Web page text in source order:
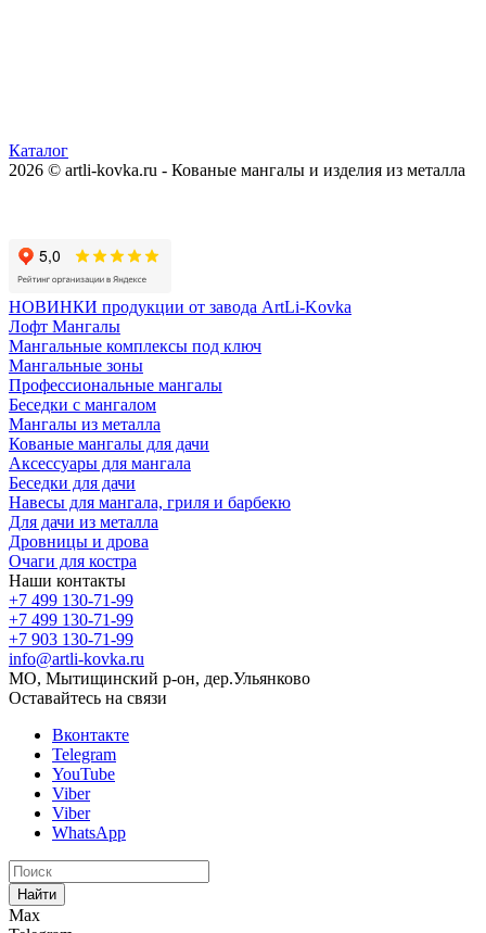
Каталог
2026 © artli-kovka.ru - Кованые мангалы и изделия из металла
НОВИНКИ продукции от завода ArtLi-Kovka
Лофт Мангалы
Мангальные комплексы под ключ
Мангальные зоны
Профессиональные мангалы
Беседки с мангалом
Мангалы из металла
Кованые мангалы для дачи
Аксессуары для мангала
Беседки для дачи
Навесы для мангала, гриля и барбекю
Для дачи из металла
Дровницы и дрова
Очаги для костра
Наши контакты
+7 499 130-71-99
+7 499 130-71-99
+7 903 130-71-99
info@artli-kovka.ru
МО, Мытищинский р-он, дер.Ульянково
Оставайтесь на связи
Вконтакте
Telegram
YouTube
Viber
Viber
WhatsApp
Найти
Max